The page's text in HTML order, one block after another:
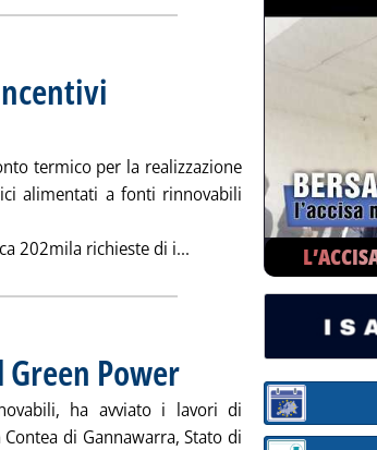
alle 11.38.
termico per la realizzazione
alimentati a fonti rinnovabili
202mila richieste di i... Leggi tutta la notizia:
Power. Pubblicata mercoledì 24 aprile
ha avviato i lavori di
di Gannawarra, Stato di
Sezione: